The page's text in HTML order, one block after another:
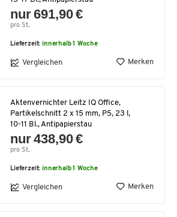
nur 691,90 €
pro St.
Lieferzeit:innerhalb 1 Woche
Vergleichen Merken
Aktenvernichter Leitz IQ Office,
Partikelschnitt 2 x 15 mm, P5, 23 l,
10-11 Bl., Antipapierstau
nur 438,90 €
pro St.
Lieferzeit:innerhalb 1 Woche
Vergleichen Merken